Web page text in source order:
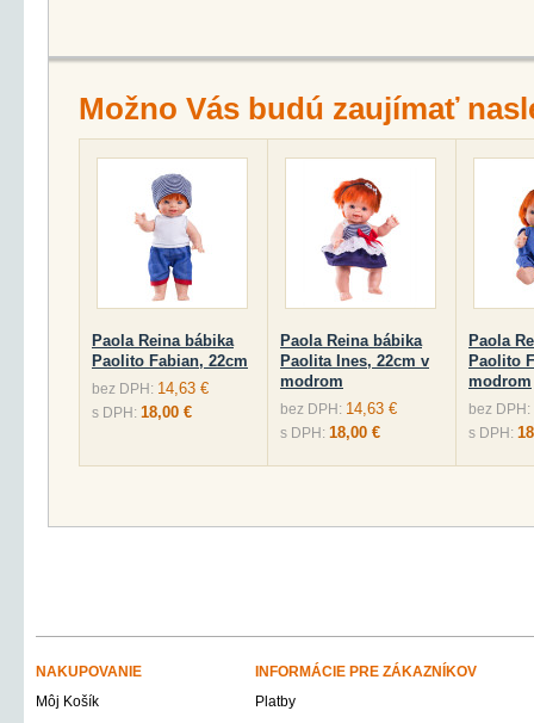
Možno Vás budú zaujímať
Paola Reina bábika
Paolito Fabian, 22cm
bez DPH: 14,63 €
s DPH: 18,00 €
Paola Reina bábika
Paolita Ines, 22cm v
modrom
bez DPH: 14,63 €
s DPH: 18,00 €
Paola
Paolito
modrom
bez DPH:
s DPH:
NAKUPOVANIE
INFORMÁCIE PRE ZÁKAZNÍKOV
Môj Košík
Platby